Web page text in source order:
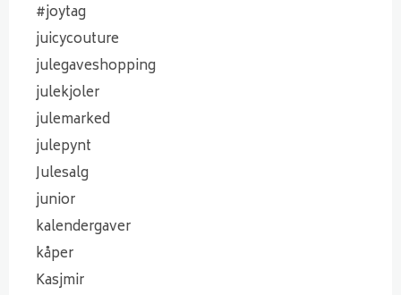
#joytag
juicycouture
julegaveshopping
julekjoler
julemarked
julepynt
Julesalg
junior
kalendergaver
kåper
Kasjmir